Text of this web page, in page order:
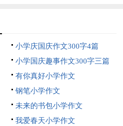
小学庆国庆作文300字4篇
小学国庆趣事作文300字三篇
有你真好小学作文
钢笔小学作文
未来的书包小学作文
我爱春天小学作文